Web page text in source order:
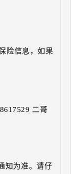
险信息，如果
二哥
附近。
准。请仔